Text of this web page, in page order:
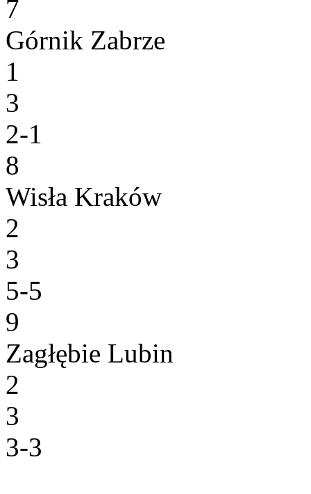
7
Górnik Zabrze
1
3
2-1
8
Wisła Kraków
2
3
5-5
9
Zagłębie Lubin
2
3
3-3